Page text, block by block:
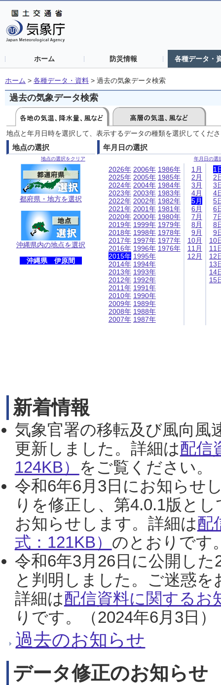
ホーム 防災情報 各種データ・
ホーム > 各種データ・資料 > 過去の気象データ検索
過去の気象データ検索
地点と年月日時を選択して、表示するデータの種類を選択してくだ
地点の選択
地点の選択をクリア
都府県・地方を選択
沖縄県内の地点を選択
沖縄県 伊原間
年月日の選択
年月日の選
2026年
2025年
2024年
2023年
2022年
2021年
2020年
2019年
2018年
2017年
2016年
2015年
2014年
2013年
2012年
2011年
2010年
2009年
2008年
2007年
2006年
2005年
2004年
2003年
2002年
2001年
2000年
1999年
1998年
1997年
1996年
1995年
1994年
1993年
1992年
1991年
1990年
1989年
1988年
1987年
1986年
1985年
1984年
1983年
1982年
1981年
1980年
1979年
1978年
1977年
1976年
1月
2月
3月
4月
5月
6月
7月
8月
9月
10月
11月
12月
1
2
3
4
5
6
7
8
9
10
11
12
13
14
15
新着情報
気象官署の移転及び風向風
更新しました。詳細は配信
124KB） をご覧ください。
令和6年6月3日にお知らせ
りを修正し、第4.0.1版と
お知らせします。詳細は配
式：121KB） のとおりです
令和6年3月26日に公開し
と判明しました。ご迷惑
詳細は配信資料に関するお
りです。（2024年6月3日）
過去のお知らせ
データ修正のお知らせ